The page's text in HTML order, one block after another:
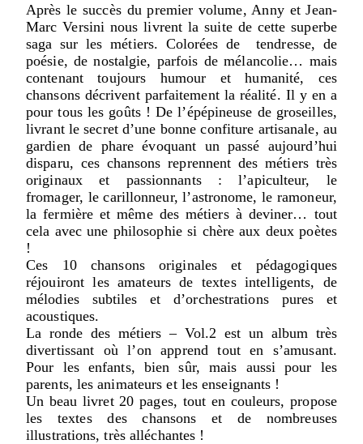
Après le succès du premier volume, Anny et Jean-
Marc Versini nous livrent la suite de cette superbe
saga sur les métiers. Colorées de tendresse, de
poésie, de nostalgie, parfois de mélancolie… mais
contenant toujours humour et humanité, ces
chansons décrivent parfaitement la réalité. Il y en a
pour tous les goûts ! De l’épépineuse de groseilles,
livrant le secret d’une bonne confiture artisanale, au
gardien de phare évoquant un passé aujourd’hui
disparu, ces chansons reprennent des métiers très
originaux et passionnants : l’apiculteur, le
fromager, le carillonneur, l’astronome, le ramoneur,
la fermière et même des métiers à deviner… tout
cela avec une philosophie si chère aux deux poètes
!
Ces 10 chansons originales et pédagogiques
réjouiront les amateurs de textes intelligents, de
mélodies subtiles et d’orchestrations pures et
acoustiques.
La ronde des métiers – Vol.2 est un album très
divertissant où l’on apprend tout en s’amusant.
Pour les enfants, bien sûr, mais aussi pour les
parents, les animateurs et les enseignants !
Un beau livret 20 pages, tout en couleurs, propose
les textes des chansons et de nombreuses
illustrations, très alléchantes !